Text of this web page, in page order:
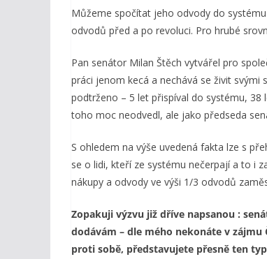
Můžeme spočítat jeho odvody do
odvodů před a po revoluci. Pro hrubé
Pan senátor Milan Štěch vytvářel pro
práci jenom kecá a nechává se živit svými
podtrženo – 5 let přispíval do systému,
toho moc neodvedl, ale jako předseda
S ohledem na výše uvedená fakta lze s
se o lidi, kteří ze systému nečerpají a to i
nákupy a odvody ve výši 1/3 odvodů
Zopakuji výzvu již dříve napsanou :
dodávám – dle mého nekonáte v
proti sobě, představujete přesně ten